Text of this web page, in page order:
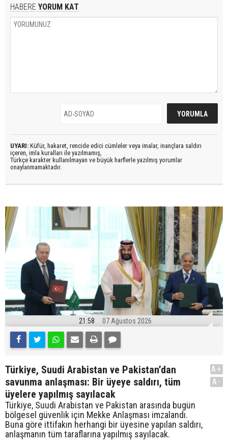
HABERE YORUM KAT
UYARI: Küfür, hakaret, rencide edici cümleler veya imalar, inançlara saldırı
içeren, imla kuralları ile yazılmamış,
Türkçe karakter kullanılmayan ve büyük harflerle yazılmış yorumlar
onaylanmamaktadır.
21:58 07 Ağustos 2026
Türkiye, Suudi Arabistan ve Pakistan’dan
savunma anlaşması: Bir üyeye saldırı, tüm
üyelere yapılmış sayılacak
Türkiye, Suudi Arabistan ve Pakistan arasında bugün
bölgesel güvenlik için Mekke Anlaşması imzalandı.
Buna göre ittifakın herhangi bir üyesine yapılan saldırı,
anlaşmanın tüm taraflarına yapılmış sayılacak.
A+
A-